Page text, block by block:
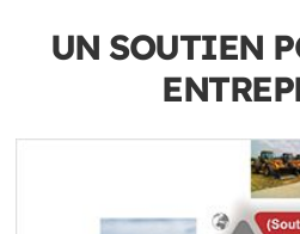
UN SOUTIEN